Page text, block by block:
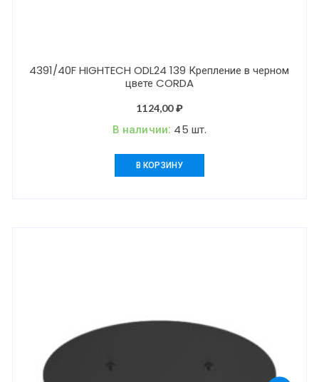
4391/40F HIGHTECH ODL24 139 Крепление в черном
цвете CORDA
1124,00₽
В наличии: 45 шт.
В КОРЗИНУ